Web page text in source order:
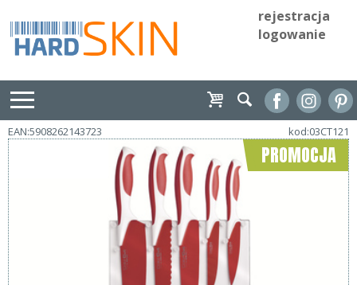
rejestracja
logowanie
EAN:5908262143723 kod:03CT121
PROMOCJA